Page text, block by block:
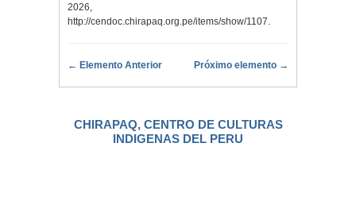
2026,
http://cendoc.chirapaq.org.pe/items/show/1107.
← Elemento Anterior Próximo elemento →
CHIRAPAQ, CENTRO DE CULTURAS
INDIGENAS DEL PERU